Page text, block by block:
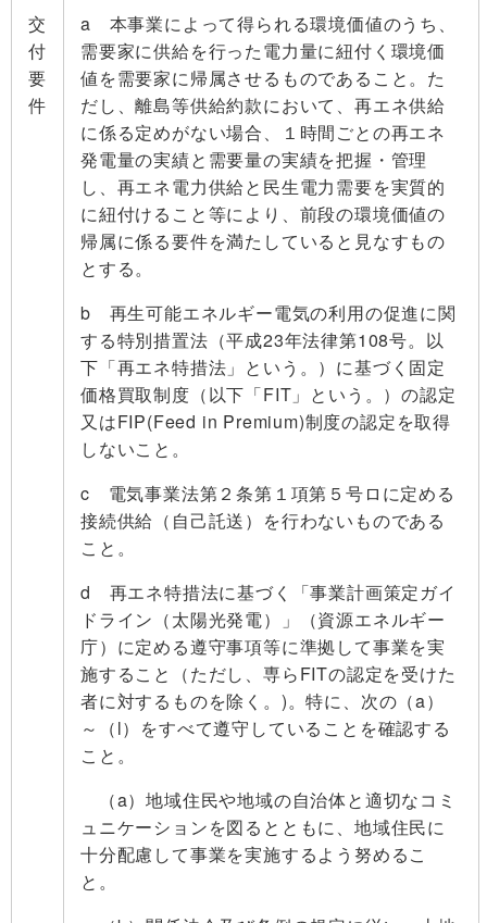
交
付
要
件
a 本事業によって得られる環境価値のうち、
需要家に供給を行った電力量に紐付く環境価
値を需要家に帰属させるものであること。た
だし、離島等供給約款において、再エネ供給
に係る定めがない場合、１時間ごとの再エネ
発電量の実績と需要量の実績を把握・管理
し、再エネ電力供給と民生電力需要を実質的
に紐付けること等により、前段の環境価値の
帰属に係る要件を満たしていると見なすもの
とする。
b 再生可能エネルギー電気の利用の促進に関
する特別措置法（平成23年法律第108号。以
下「再エネ特措法」という。）に基づく固定
価格買取制度（以下「FIT」という。）の認定
又はFIP(Feed in Premium)制度の認定を取得
しないこと。
c 電気事業法第２条第１項第５号ロに定める
接続供給（自己託送）を行わないものである
こと。
d 再エネ特措法に基づく「事業計画策定ガイ
ドライン（太陽光発電）」
（資源エネルギー
庁）に定める遵守事項等に準拠して事業を実
施すること（ただし、専らFITの認定を受けた
者に対するものを除く。)。特に、次の（a）
～（l）をすべて遵守していることを確認する
こと。
（a）地域住民や地域の自治体と適切なコミ
ュニケーションを図るとともに、地域住民に
十分配慮して事業を実施するよう努めるこ
と。